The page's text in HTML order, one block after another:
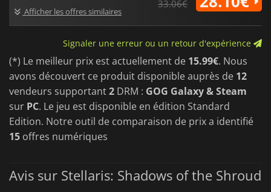
Afficher les offres similaires
33.06€
Signaler une erreur ou un retour d'expérience
(*) Le meilleur prix est actuellement de 15.99€. Nous
avons découvert ce produit disponible auprès de 12
vendeurs supportant2 DRM : GOG Galaxy & Steam
sur PC. Le jeu est disponible en édition Standard
Edition. Notre outil de comparaison de prix a identifié
15 offres numériques
Avis sur Stellaris: Shadows of the Shroud